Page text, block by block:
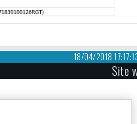
18/04/2018
Site